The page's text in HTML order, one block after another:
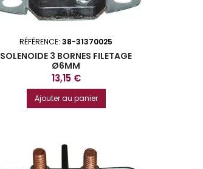
RÉFÉRENCE:38-31370025
SOLENOIDE 3 BORNES FILETAGE
Ø6MM
Prix
13,15 €
Ajouter au panier